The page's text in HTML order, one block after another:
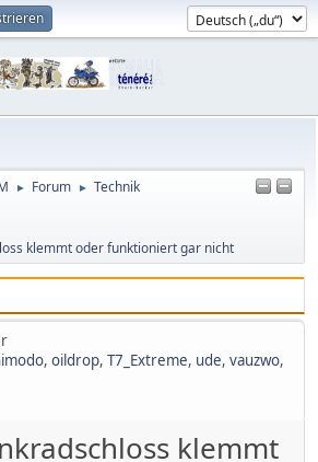
► Forum ► Technik
klemmt oder funktioniert gar nicht
, oildrop, T7_Extreme, ude, vauzwo,
klemmt